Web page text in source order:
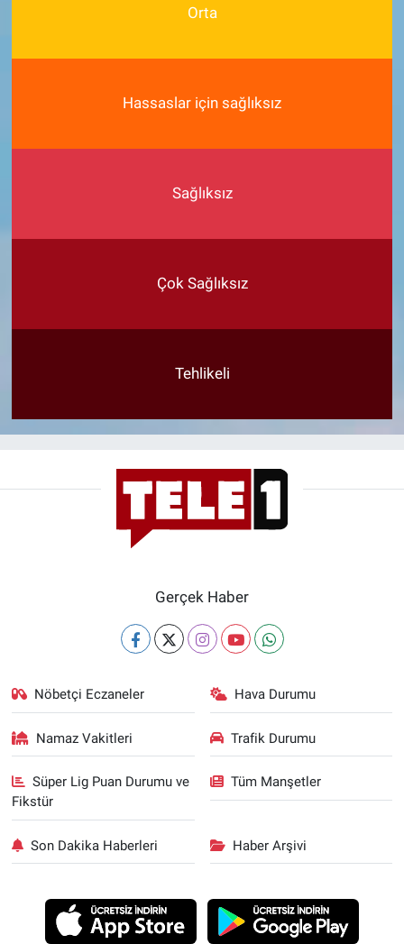
Orta
Hassaslar için sağlıksız
Sağlıksız
Çok Sağlıksız
Tehlikeli
Gerçek Haber
Nöbetçi Eczaneler Hava Durumu
Namaz Vakitleri Trafik Durumu
Süper Lig Puan Durumu ve
Fikstür
Tüm Manşetler
Son Dakika Haberleri Haber Arşivi